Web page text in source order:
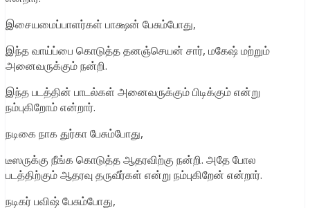
இசையமைப்பாளர்கள் பாக்ஷன் பேசும்போது,
இந்த வாய்ப்பை கொடுத்த தனஞ்செயன் சார், மகேஷ் மற்றும்
அனைவருக்கும் நன்றி.
இந்த படத்தின் பாடல்கள் அனைவருக்கும் பிடிக்கும் என்று
நம்புகிறோம் என்றார்.
நடிகை நாக துர்கா பேசும்போது,
டீஸருக்கு நீங்க கொடுத்த ஆதரவிற்கு நன்றி. அதே போல
படத்திற்கும் ஆதரவு தருவீர்கள் என்று நம்புகிறேன் என்றார்.
நடிகர் பவிஷ் பேசும்போது,